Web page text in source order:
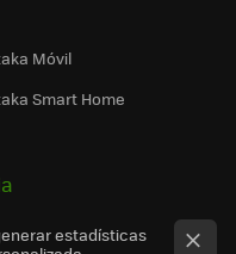
Móvil
Smart Home
estadísticas